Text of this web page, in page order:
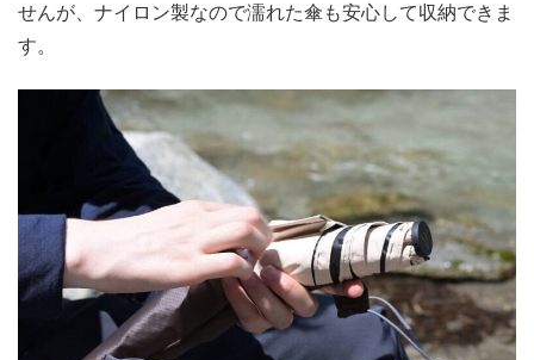
せんが、ナイロン製なので濡れた傘も安心して収納できま
す。